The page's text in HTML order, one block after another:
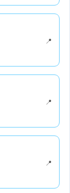
📍
📍
📍